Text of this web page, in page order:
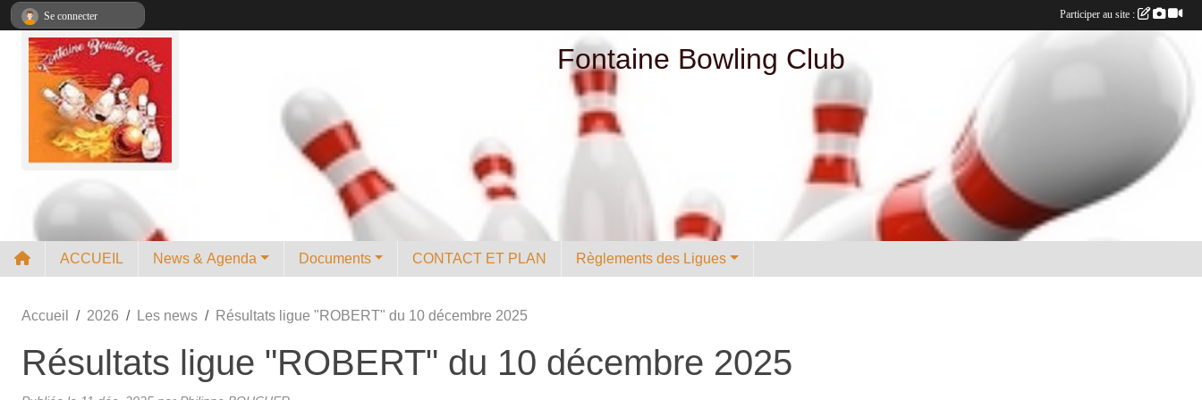
Fontaine Bowling Club
ACCUEIL News & Agenda Documents CONTACT ET PLAN Règlements des Ligues
Accueil 2026 Les news Résultats ligue "ROBERT" du 10 décembre 2025
Résultats ligue "ROBERT" du 10 décembre 2025
Se connecter Participer au site :
Panneau de gestion des cookies